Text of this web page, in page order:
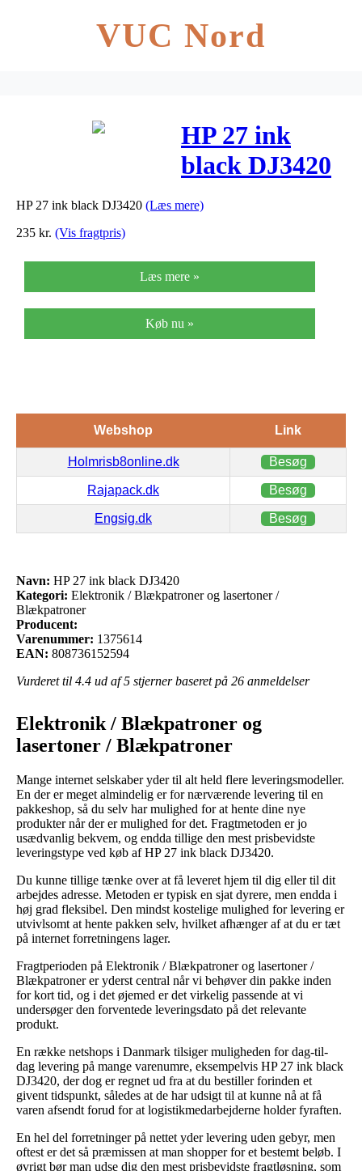
VUC Nord
HP 27 ink
black DJ3420
HP 27 ink black DJ3420 (Læs mere)
235 kr. (Vis fragtpris)
Læs mere »
Køb nu »
Webshop Link
Holmrisb8online.dk Besøg
Rajapack.dk Besøg
Engsig.dk Besøg
Navn: HP 27 ink black DJ3420
Kategori: Elektronik / Blækpatroner og lasertoner /
Blækpatroner
Producent:
Varenummer: 1375614
EAN: 808736152594
Vurderet til 4.4 ud af 5 stjerner baseret på 26 anmeldelser
Elektronik / Blækpatroner og
lasertoner / Blækpatroner
Mange internet selskaber yder til alt held flere leveringsmodeller.
En der er meget almindelig er for nærværende levering til en
pakkeshop, så du selv har mulighed for at hente dine nye
produkter når der er mulighed for det. Fragtmetoden er jo
usædvanlig bekvem, og endda tillige den mest prisbevidste
leveringstype ved køb af HP 27 ink black DJ3420.
Du kunne tillige tænke over at få leveret hjem til dig eller til dit
arbejdes adresse. Metoden er typisk en sjat dyrere, men endda i
høj grad fleksibel. Den mindst kostelige mulighed for levering er
utvivlsomt at hente pakken selv, hvilket afhænger af at du er tæt
på internet forretningens lager.
Fragtperioden på Elektronik / Blækpatroner og lasertoner /
Blækpatroner er yderst central når vi behøver din pakke inden
for kort tid, og i det øjemed er det virkelig passende at vi
undersøger den forventede leveringsdato på det relevante
produkt.
En række netshops i Danmark tilsiger muligheden for dag-til-
dag levering på mange varenumre, eksempelvis HP 27 ink black
DJ3420, der dog er regnet ud fra at du bestiller forinden et
givent tidspunkt, således at de har udsigt til at kunne nå at få
varen afsendt forud for at logistikmedarbejderne holder fyraften.
En hel del forretninger på nettet yder levering uden gebyr, men
oftest er det så præmissen at man shopper for et bestemt beløb. I
øvrigt bør man udse dig den mest prisbevidste fragtløsning, som